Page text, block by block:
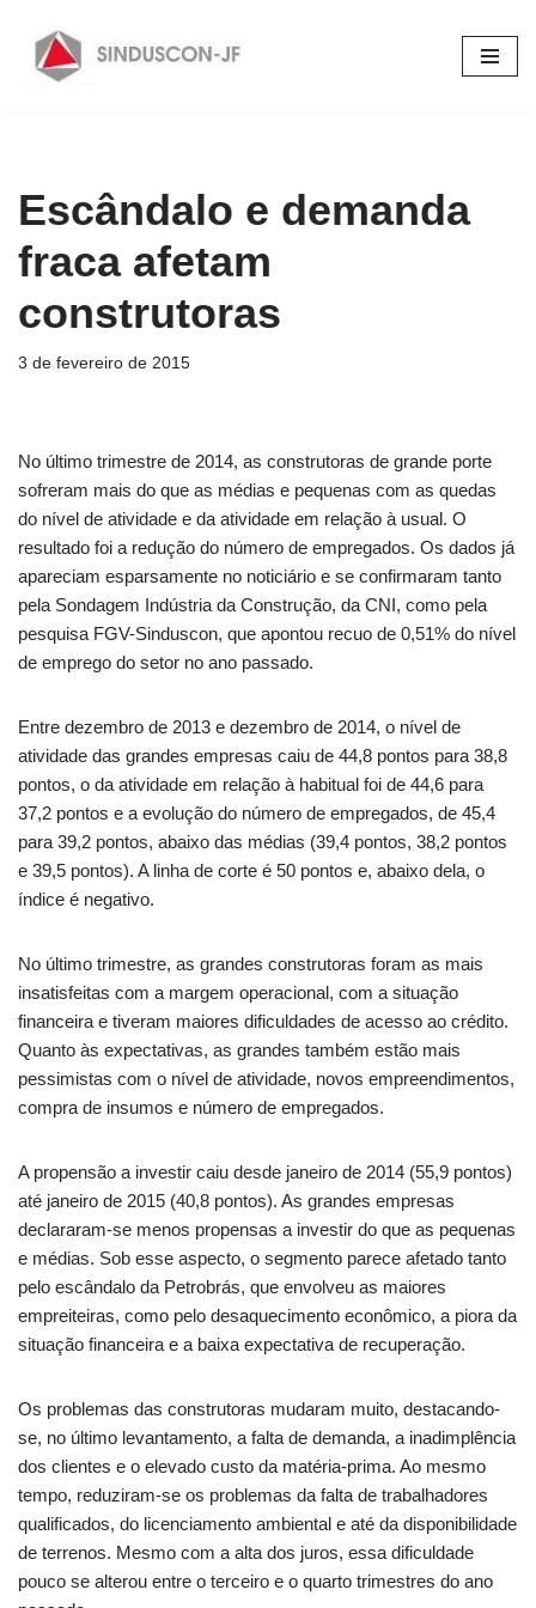
Pular
Escândalo e demanda
fraca afetam
construtoras
3 de fevereiro de 2015
No último trimestre de 2014, as construtoras de grande porte
sofreram mais do que as médias e pequenas com as quedas
do nível de atividade e da atividade em relação à usual. O
resultado foi a redução do número de empregados. Os dados já
apareciam esparsamente no noticiário e se confirmaram tanto
pela Sondagem Indústria da Construção, da CNI, como pela
pesquisa FGV-Sinduscon, que apontou recuo de 0,51% do nível
de emprego do setor no ano passado.
Entre dezembro de 2013 e dezembro de 2014, o nível de
atividade das grandes empresas caiu de 44,8 pontos para 38,8
pontos, o da atividade em relação à habitual foi de 44,6 para
37,2 pontos e a evolução do número de empregados, de 45,4
para 39,2 pontos, abaixo das médias (39,4 pontos, 38,2 pontos
e 39,5 pontos). A linha de corte é 50 pontos e, abaixo dela, o
índice é negativo.
No último trimestre, as grandes construtoras foram as mais
insatisfeitas com a margem operacional, com a situação
financeira e tiveram maiores dificuldades de acesso ao crédito.
Quanto às expectativas, as grandes também estão mais
pessimistas com o nível de atividade, novos empreendimentos,
compra de insumos e número de empregados.
A propensão a investir caiu desde janeiro de 2014 (55,9 pontos)
até janeiro de 2015 (40,8 pontos). As grandes empresas
declararam-se menos propensas a investir do que as pequenas
e médias. Sob esse aspecto, o segmento parece afetado tanto
pelo escândalo da Petrobrás, que envolveu as maiores
empreiteiras, como pelo desaquecimento econômico, a piora da
situação financeira e a baixa expectativa de recuperação.
Os problemas das construtoras mudaram muito, destacando-
se, no último levantamento, a falta de demanda, a inadimplência
dos clientes e o elevado custo da matéria-prima. Ao mesmo
tempo, reduziram-se os problemas da falta de trabalhadores
qualificados, do licenciamento ambiental e até da disponibilidade
de terrenos. Mesmo com a alta dos juros, essa dificuldade
pouco se alterou entre o terceiro e o quarto trimestres do ano